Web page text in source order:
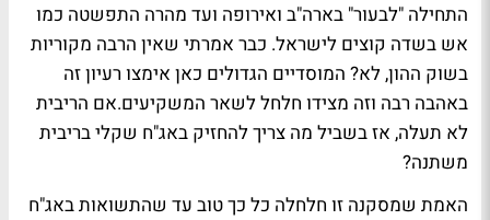
התחילה "לבעור" בארה"ב ואירופה ועד מהרה התפשטה כמו
אש בשדה קוצים לישראל. כבר אמרתי שאין הרבה מקוריות
בשוק ההון, לא? המוסדיים הגדולים כאן אימצו רעיון זה
באהבה רבה וזה מצידו חלחל לשאר המשקיעים.אם הריבית
לא תעלה, אז בשביל מה צריך להחזיק באג"ח שקלי בריבית
משתנה?
האמת שמסקנה זו חלחלה כל כך טוב עד שהתשואות באג"ח